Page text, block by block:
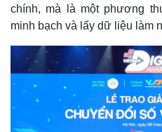
chính, mà là một phương
minh bạch và lấy dữ liệu làm